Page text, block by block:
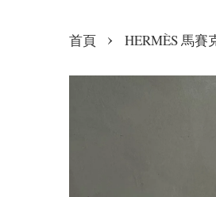
首頁 › HERMÈS 馬賽